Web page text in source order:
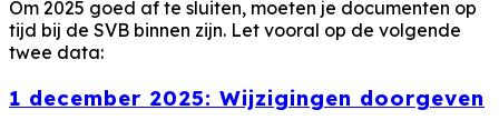
Om 2025 goed af te sluiten, moeten je documenten op
tijd bij de SVB binnen zijn. Let vooral op de volgende
twee data:
1 december 2025: Wijzigingen doorgeven